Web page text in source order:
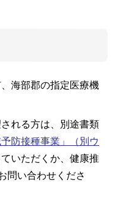
海部郡の指定医療機
れる方は、別途書類
防接種事業」
（別ウ
いただくか、健康推
問い合わせくださ